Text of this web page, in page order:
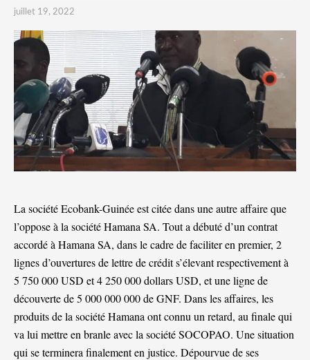
juillet 19, 2022
La société Ecobank-Guinée est citée dans une autre affaire que
l’oppose à la société Hamana SA. Tout a débuté d’un contrat
accordé à Hamana SA, dans le cadre de faciliter en premier, 2
lignes d’ouvertures de lettre de crédit s’élevant respectivement à
5 750 000 USD et 4 250 000 dollars USD, et une ligne de
découverte de 5 000 000 000 de GNF. Dans les affaires, les
produits de la société Hamana ont connu un retard, au finale qui
va lui mettre en branle avec la société SOCOPAO. Une situation
qui se terminera finalement en justice. Dépourvue de ses